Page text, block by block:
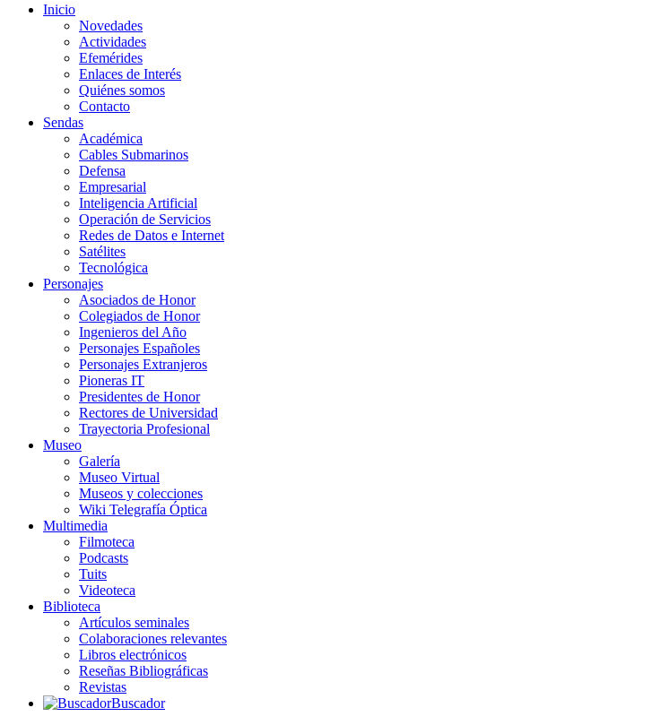
Inicio
Novedades
Actividades
Efemérides
Enlaces de Interés
Quiénes somos
Contacto
Sendas
Académica
Cables Submarinos
Defensa
Empresarial
Inteligencia Artificial
Operación de Servicios
Redes de Datos e Internet
Satélites
Tecnológica
Personajes
Asociados de Honor
Colegiados de Honor
Ingenieros del Año
Personajes Españoles
Personajes Extranjeros
Pioneras IT
Presidentes de Honor
Rectores de Universidad
Trayectoria Profesional
Museo
Galería
Museo Virtual
Museos y colecciones
Wiki Telegrafía Óptica
Multimedia
Filmoteca
Podcasts
Tuits
Videoteca
Biblioteca
Artículos seminales
Colaboraciones relevantes
Libros electrónicos
Reseñas Bibliográficas
Revistas
Buscador